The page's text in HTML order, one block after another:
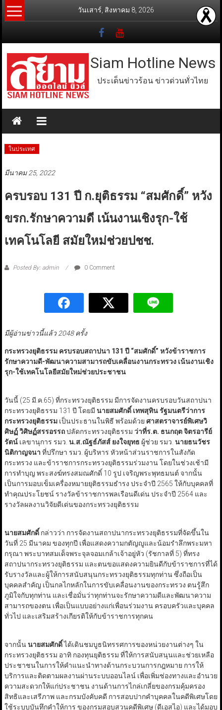
Skip
to
วันเสาร์, สิงหาคม 8, 2026
Siam Hotline News
ประเด็นข่าวร้อน ข่าวด่วนทั่วไทย
ในประเทศ
มีนาคม 25, 2022
ครบรอบ 131 ปี ก.ยุติธรรม “สมศักดิ์” หวัง
ขรก.รักษาความดี เน้นงานเชิงรุก-ใช้
เทคโนโลยี สมัยใหม่ช่วยปชช.
Posted By: admin 0 Comment
มีผู้อ่านข่าวนี้แล้ว 2048 ครั้ง
กระทรวงยุติธรรม ครบรอบสถาปนา 131 ปี “สมศักดิ์” หวังข้าราชการ
รักษาความดี-พัฒนาความสามารถขับเคลื่อนงานกระทรวง เน้นงานเชิง
รุก-ใช้เทคโนโลยีสมัยใหม่ช่วยประชาชน
วันนี้ (25 มี.ค.65) ที่กระทรวงยุติธรรม มีการจัดงานครบรอบวันสถาปนา
กระทรวงยุติธรรม 131 ปี โดยมี นายสมศักดิ์ เทพสุทิน รัฐมนตรีว่าการ
กระทรวงยุติธรรมเป็นประธานในพิธี พร้อมด้วย ศาสตราจารย์พิเศษวิ
ศิษฏ์ วิศิษฏ์สรรอรรถปลัดกระทรวงยุติธรรม ว่าที่ร.ต. ธนกฤต จิตรอารีย์
รัตน์เลขานุการ รมว. น.ส.ณัฐธ์ภัสส์ ยงใจยุทธ ผู้ช่วย รมว. นายธนวัชร
นิติกาญจนา ที่ปรึกษา รมว. ผู้บริหาร หัวหน้าส่วนราชการในสังกัด
กระทรวง และข้าราชการกระทรวงยุติธรรมร่วมงาน โดยในช่วงเช้ามี
การทำบุญ พระสงฆ์ทรงสมณศักดิ์ 10 รูป เจริญพระพุทธมนต์ จากนั้น
เป็นการมอบเข็มเครื่องหมายยุติธรรมธำรง ประจำปี 2565 ให้กับบุคคลที่
ทำคุณประโยชน์ รางวัลข้าราชการพลเรือนดีเด่น ประจำปี 2564 และ
รางวัลผลงานวิจัยดีเด่นของกระทรวงยุติธรรม
นายสมศักดิ์กล่าวว่า การจัดงานสถาปนากระทรวงยุติธรรมที่จัดขึ้นใน
วันที่ 25 มีนาคม ของทุกปี เพื่อแสดงความกตัญญูและน้อมรำลึกพระมหา
กรุณา พระบาทสมเด็จพระจุลจอมเกล้าเจ้าอยู่หัว (รัชกาลที่ 5) ที่ทรง
สถาปนากระทรวงยุติธรรม และตนขอแสดงความยินดีกับข้าราชการที่ได้
รับรางวัลและผู้ให้การสนับสนุนกระทรวงยุติธรรมทุกท่าน ซึ่งถือเป็น
บุคคลสำคัญ เป็นกลไกหลักในการขับเคลื่อนงานของกระทรวง ตนรู้สึก
ภูมิใจกับทุกท่าน และเชื่อมั่นว่าทุกท่านจะรักษาความดีและพัฒนาความ
สามารถของตน เพื่อเป็นแบบอย่างแก่เพื่อนร่วมงาน ครอบครัวและบุคคล
ทั่วไป และเสริมสร้างเกียรติให้กับข้าราชการทุกคน
จากนั้นนายสมศักดิ์ได้เดินชมบูธนิทรรศการของหน่วยงานต่างๆ ใน
กระทรวงยุติธรรม อาทิ กองทุนยุติธรรม ที่ให้การสนับสนุนและช่วยเหลือ
ประชาชนในการให้คำแนะนำทางด้านกระบวนการกฎหมาย การให้
บริการและติดตามผลงานผ่านระบบออนไลน์ เพื่อเพิ่มช่องทางและอำนวย
ความสะดวกให้แก่ประชาชน งานด้านการไกล่เกลี่ยของกรมคุ้มครอง
สิทธิและเสรีภาพ และกรมบังคับคดี การสอบปากคำบุคคลในคดีพิเศษโดย
ใช้ระบบบันทึกคำให้การ ของกรมสอบสวนคดีพิเศษ (ดีเอสไอ) และได้มอบ